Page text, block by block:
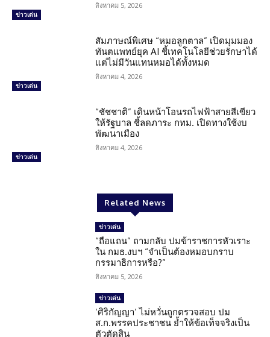
ข่าวเด่น
สิงหาคม 5, 2026
ข่าวเด่น
สัมภาษณ์พิเศษ “หมอลูกตาล” เปิดมุมมอง
ทันตแพทย์ยุค AI ชี้เทคโนโลยีช่วยรักษาได้
แต่ไม่มีวันแทนหมอได้ทั้งหมด
สิงหาคม 4, 2026
ข่าวเด่น
“ชัชชาติ” เดินหน้าโอนรถไฟฟ้าสายสีเขียว
ให้รัฐบาล ชี้ลดภาระ กทม. เปิดทางใช้งบ
พัฒนาเมือง
สิงหาคม 4, 2026
Related News
ข่าวเด่น
“ถือแถน” ถามกลับ ปมข้าราชการหัวเราะ
ใน กมธ.งบฯ “จำเป็นต้องหมอบกราบ
กรรมาธิการหรือ?”
สิงหาคม 5, 2026
ข่าวเด่น
‘ศิริกัญญา’ ไม่หวั่นถูกตรวจสอบ ปม
ส.ก.พรรคประชาชน ย้ำให้ข้อเท็จจริงเป็น
ตัวตัดสิน